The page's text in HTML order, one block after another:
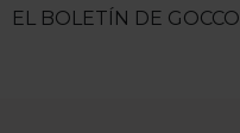
EL BOLETÍN DE GOCCO